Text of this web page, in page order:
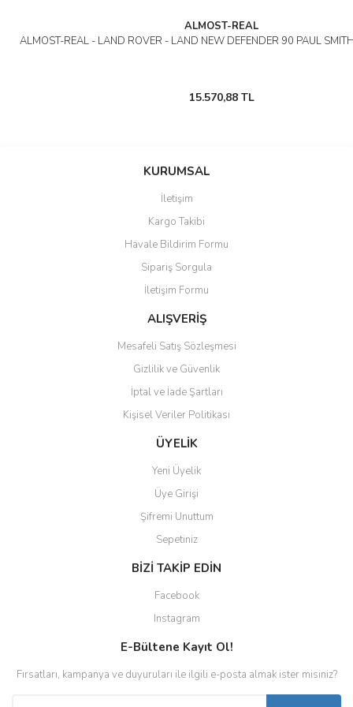
ALMOST-REAL
ALMOST-REAL - LAND ROVER - LAND NEW DEFENDER 90 PAUL
15.570,88 TL
KURUMSAL
İletişim
Kargo Takibi
Havale Bildirim Formu
Sipariş Sorgula
İletişim Formu
ALIŞVERİŞ
Mesafeli Satış Sözleşmesi
Gizlilik ve Güvenlik
İptal ve İade Şartları
Kişisel Veriler Politikası
ÜYELİK
Yeni Üyelik
Üye Girişi
Şifremi Unuttum
Sepetiniz
BİZİ TAKİP EDİN
Facebook
Instagram
E-Bültene Kayıt Ol!
Fırsatları, kampanya ve duyuruları ile ilgili e-posta almak ister misiniz?